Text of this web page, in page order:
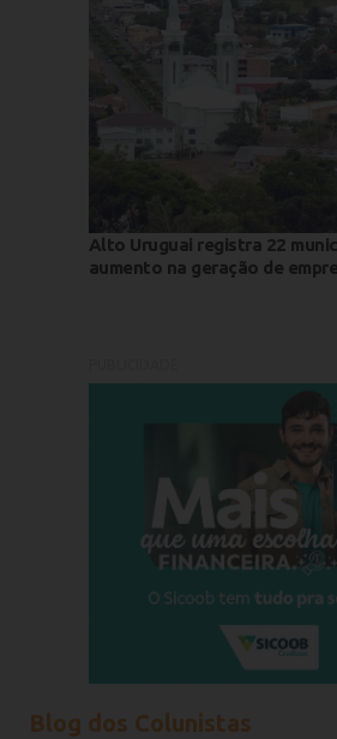
Alto Uruguai registra 22
aumento na geração de
Blog dos Colunistas